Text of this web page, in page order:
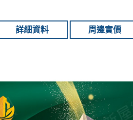
詳細資料 周邊實價